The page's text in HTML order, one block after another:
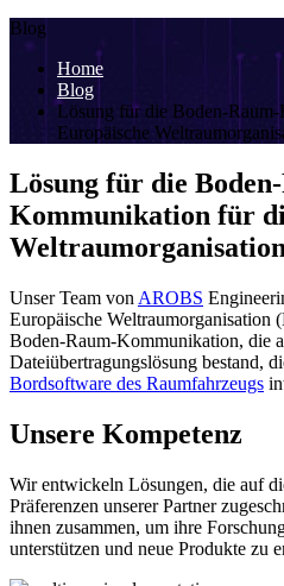
Blog
Home
Blog
Lösung für die Boden-
Europäische
Lösung für die
Kommunikation für
Unser Team von AROBS
Europäische Weltraumorganisation
Boden-Raum-Kommunikation, die
Dateiübertragungslösung bestand,
Bordsoftware des Raumfahrzeugs
Unsere Kompetenz
Wir entwickeln Lösungen, die auf
Präferenzen unserer Partner
ihnen zusammen, um ihre
unterstützen und neue Produkte zu